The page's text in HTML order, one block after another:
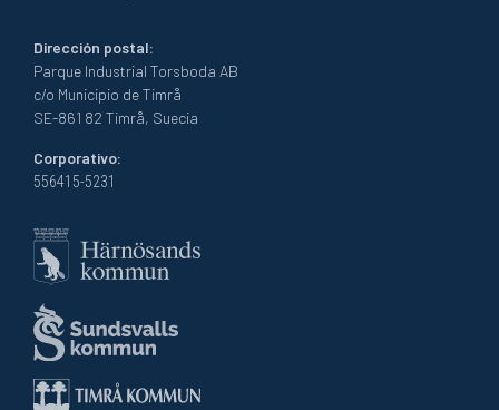
Dirección postal:
Parque Industrial Torsboda AB
c/o Municipio de Timrå
SE-861 82 Timrå, Suecia
Corporativo:
556415-5231